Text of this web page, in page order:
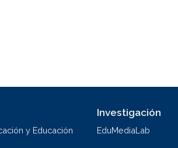
y Educación
Investigación
EduMediaLab